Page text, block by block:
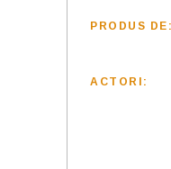
PRODUS DE:
ACTORI: